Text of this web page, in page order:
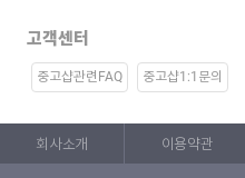
고객센터
중고샵관련FAQ 중고샵1:1문의
회사소개 이용약관